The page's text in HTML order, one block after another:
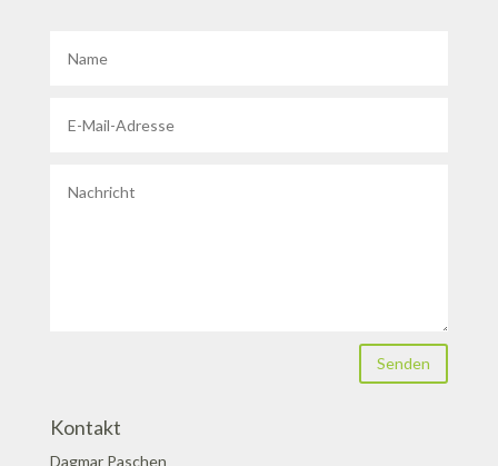
Senden
Kontakt
Dagmar Paschen